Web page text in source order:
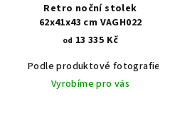
Bílá Bílá s patinou BT9001-A6
Retro noční stolek
62x41x43 cm VAGH022
od 13 335 Kč
Podle produktové fotografie
Vyrobíme pro vás